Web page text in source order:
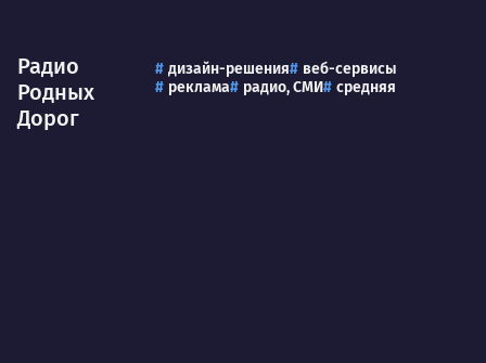
Радио
Родных
Дорог
дизайн-решения
веб-сервисы
реклама
радио, СМИ средняя